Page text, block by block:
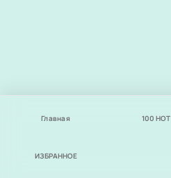
Главная 100 НОТ
ИЗБРАННОЕ